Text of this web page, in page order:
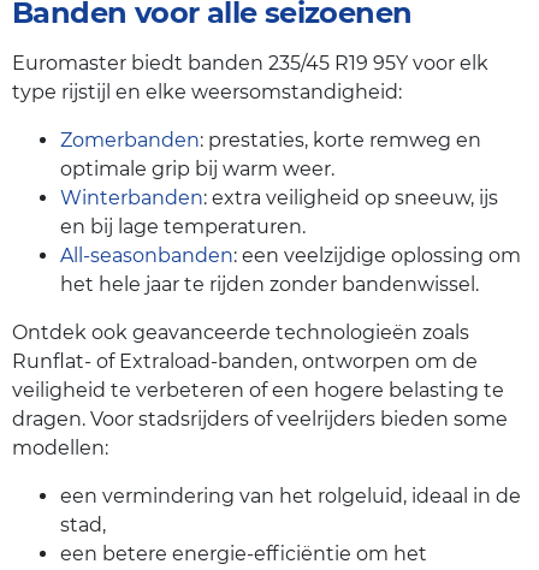
Banden voor alle seizoenen
Euromaster biedt banden 235/45 R19 95Y voor elk
type rijstijl en elke weersomstandigheid:
Zomerbanden: prestaties, korte remweg en
optimale grip bij warm weer.
Winterbanden: extra veiligheid op sneeuw, ijs
en bij lage temperaturen.
All-seasonbanden: een veelzijdige oplossing om
het hele jaar te rijden zonder bandenwissel.
Ontdek ook geavanceerde technologieën zoals
Runflat- of Extraload-banden, ontworpen om de
veiligheid te verbeteren of een hogere belasting te
dragen. Voor stadsrijders of veelrijders bieden some
modellen:
een vermindering van het rolgeluid, ideaal in de
stad,
een betere energie-efficiëntie om het